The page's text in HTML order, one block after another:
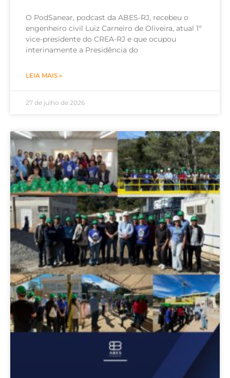
O PodSanear, podcast da ABES-RJ, recebeu o
engenheiro civil Luiz Carneiro de Oliveira, atual 1º
vice-presidente do CREA-RJ e que ocupou
interinamente a Presidência do
LEIA MAIS »
27 de julho de 2026